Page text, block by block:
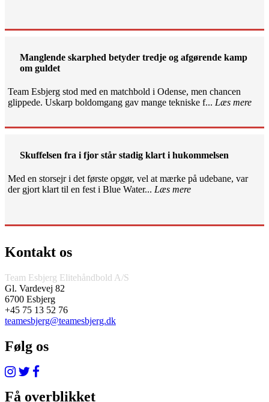
Manglende skarphed betyder tredje og afgørende kamp
om guldet
Team Esbjerg stod med en matchbold i Odense, men chancen
glippede. Uskarp boldomgang gav mange tekniske f... Læs mere
Skuffelsen fra i fjor står stadig klart i hukommelsen
Med en storsejr i det første opgør, vel at mærke på udebane, var
der gjort klart til en fest i Blue Water... Læs mere
Kontakt os
Team Esbjerg Elitehåndbold A/S
Gl. Vardevej 82
6700 Esbjerg
+45 75 13 52 76
teamesbjerg@teamesbjerg.dk
Følg os
Få overblikket